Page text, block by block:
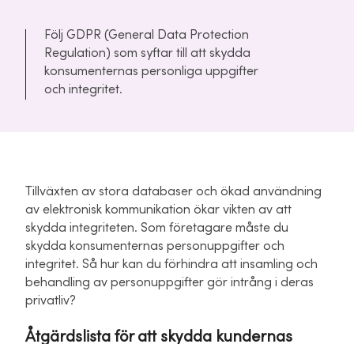
Följ GDPR (General Data Protection
Regulation) som syftar till att skydda
konsumenternas personliga uppgifter
och integritet.
Tillväxten av stora databaser och ökad användning
av elektronisk kommunikation ökar vikten av att
skydda integriteten. Som företagare måste du
skydda konsumenternas personuppgifter och
integritet. Så hur kan du förhindra att insamling och
behandling av personuppgifter gör intrång i deras
privatliv?
Åtgärdslista för att skydda kundernas